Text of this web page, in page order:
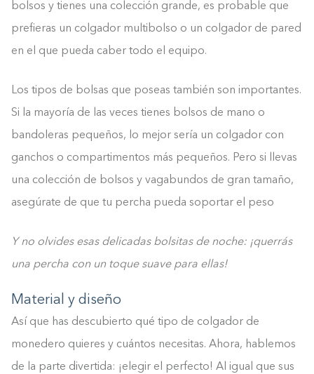
bolsos y tienes una colección grande, es probable que
prefieras un colgador multibolso o un colgador de pared
en el que pueda caber todo el equipo.
Los tipos de bolsas que poseas también son importantes.
Si la mayoría de las veces tienes bolsos de mano o
bandoleras pequeños, lo mejor sería un colgador con
ganchos o compartimentos más pequeños. Pero si llevas
una colección de bolsos y vagabundos de gran tamaño,
asegúrate de que tu percha pueda soportar el peso
Y no olvides esas delicadas bolsitas de noche: ¡querrás
una percha con un toque suave para ellas!
Material y diseño
Así que has descubierto qué tipo de colgador de
monedero quieres y cuántos necesitas. Ahora, hablemos
de la parte divertida: ¡elegir el perfecto! Al igual que sus